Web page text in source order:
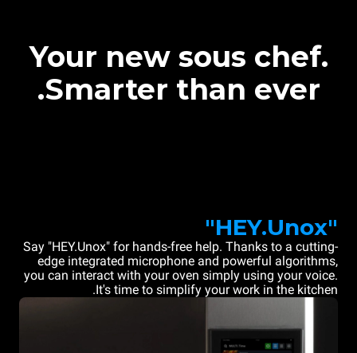
Your new sous chef.
Smarter than ever.
"HEY.Unox"
Say "HEY.Unox" for hands-free help. Thanks to a cutting-
edge integrated microphone and powerful algorithms,
you can interact with your oven simply using your voice.
It's time to simplify your work in the kitchen.